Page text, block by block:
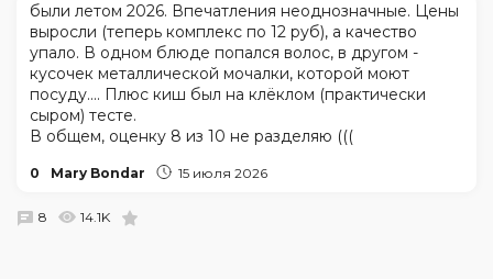
были летом 2026. Впечатления неоднозначные. Цены
выросли (теперь комплекс по 12 руб), а качество
упало. В одном блюде попался волос, в другом -
кусочек металлической мочалки, которой моют
посуду.... Плюс киш был на клёклом (практически
сыром) тесте.
В общем, оценку 8 из 10 не разделяю (((
0 Mary Bondar 15 июля 2026
8 14.1K